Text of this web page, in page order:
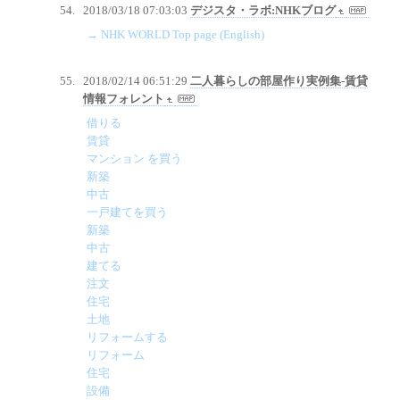
2018/03/18 07:03:03 デジスタ・ラボ:NHKブログ
→ NHK WORLD Top page (English)
2018/02/14 06:51:29 二人暮らしの部屋作り実例集-賃貸
情報フォレント
借りる
賃貸
マンション を買う
新築
中古
一戸建てを買う
新築
中古
建てる
注文
住宅
土地
リフォームする
リフォーム
住宅
設備